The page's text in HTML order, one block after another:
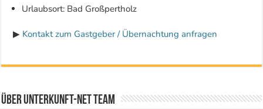
Urlaubsort: Bad Großpertholz
▶ Kontakt zum Gastgeber / Übernachtung anfragen
Über Unterkunft-NET Team